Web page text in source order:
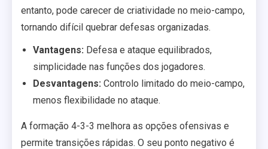
entanto, pode carecer de criatividade no meio-campo,
tornando difícil quebrar defesas organizadas.
Vantagens: Defesa e ataque equilibrados,
simplicidade nas funções dos jogadores.
Desvantagens: Controlo limitado do meio-campo,
menos flexibilidade no ataque.
A formação 4-3-3 melhora as opções ofensivas e
permite transições rápidas. O seu ponto negativo é